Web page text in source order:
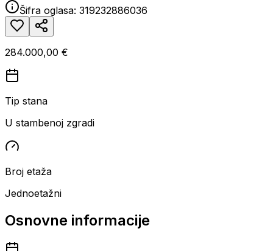
Šifra oglasa: 319232886036
284.000,00 €
Tip stana
U stambenoj zgradi
Broj etaža
Jednoetažni
Osnovne informacije